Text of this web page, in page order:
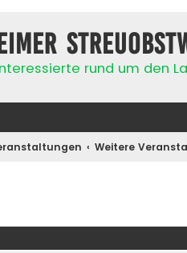
rund um den
Weitere